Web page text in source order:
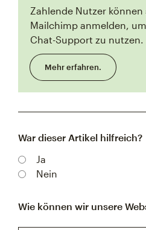
Zahlende Nutzer
Mailchimp anmelden,
Chat-Support zu nutzen.
Mehr erfahren.
War dieser Artikel hilfreich?
Ja
Nein
Wie können wir unsere